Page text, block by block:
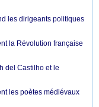
les dirigeants politiques
la Révolution française
del Castilho et le
les poètes médiévaux